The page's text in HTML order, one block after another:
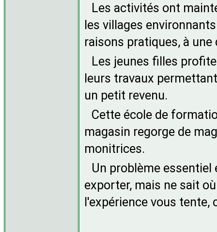
Les activités ont
les villages
raisons pratiques, à
Les jeunes filles
leurs travaux
un petit revenu.
Cette école de
magasin regorge de
monitrices.
Un problème
exporter, mais ne sait
l'expérience vous tente,